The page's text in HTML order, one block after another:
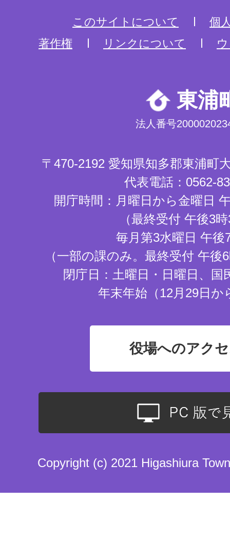
このサイトについて
個
著作権
リンクについて
東浦
法人番号
〒470-2192 愛知県知多郡東浦町
代表電話：0562-
開庁時間：月曜日から金曜日
（最終受付 午後3
毎月第3水曜日 午後
（一部の課のみ。最終受付 午
閉庁日：土曜日・日曜日、国
年末年始（12月29日か
役場へのアク
Copyright (c) 2021 Higashiura